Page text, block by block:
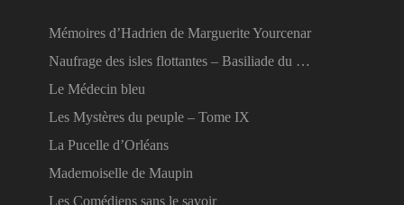
Mémoires d’Hadrien de Marguerite Yourcenar
Naufrage des isles flottantes – Basiliade du …
Le Médecin bleu
Les Mystères du peuple – Tome IX
La Pucelle d’Orléans
Mademoiselle de Maupin
Les Comédiens sans le savoir